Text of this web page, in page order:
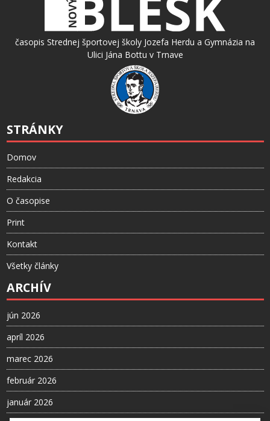
časopis Strednej športovej školy Jozefa Herdu a Gymnázia na
Ulici Jána Bottu v Trnave
STRÁNKY
Domov
Redakcia
O časopise
Print
Kontakt
Všetky články
ARCHÍV
jún 2026
apríl 2026
marec 2026
február 2026
január 2026